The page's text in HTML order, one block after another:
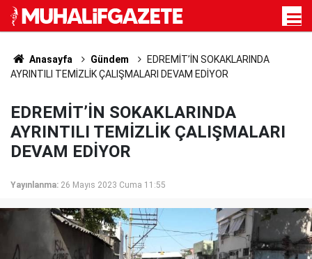
Anasayfa Gündem
EDREMİT’İN SOKAKLARINDA
AYRINTILI TEMİZLİK ÇALIŞMALARI DEVAM EDİYOR
EDREMİT’İN SOKAKLARINDA
AYRINTILI TEMİZLİK ÇALIŞMALARI
DEVAM EDİYOR
Yayınlanma: 26 Mayıs 2023 Cuma 11:55